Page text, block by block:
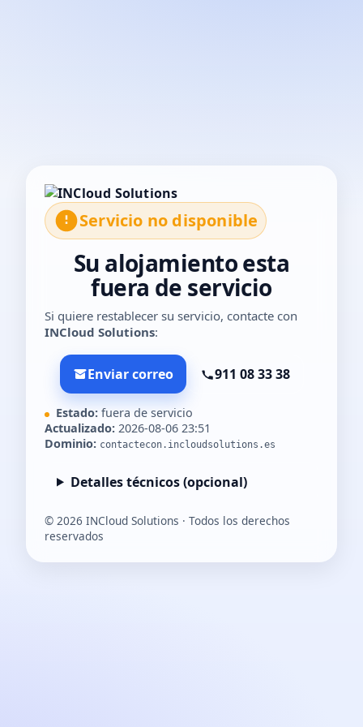
Servicio no disponible
Su alojamiento esta
fuera de servicio
Si quiere restablecer su servicio, contacte con
INCloud Solutions:
Enviar correo 911 08 33 38
Estado: fuera de servicio
Actualizado: 2026-08-06 23:51
Dominio: contactecon.incloudsolutions.es
Detalles técnicos (opcional)
© 2026 INCloud Solutions · Todos los derechos
reservados